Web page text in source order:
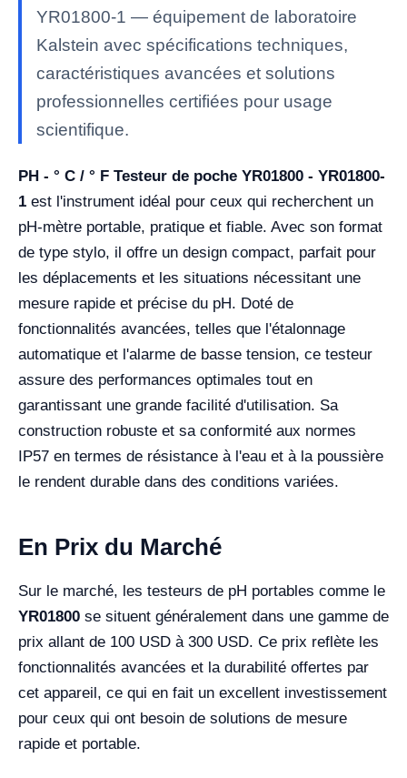
YR01800-1 — équipement de laboratoire
Kalstein avec spécifications techniques,
caractéristiques avancées et solutions
professionnelles certifiées pour usage
scientifique.
PH - ° C / ° F Testeur de poche YR01800 - YR01800-
1 est l'instrument idéal pour ceux qui recherchent un
pH-mètre portable, pratique et fiable. Avec son format
de type stylo, il offre un design compact, parfait pour
les déplacements et les situations nécessitant une
mesure rapide et précise du pH. Doté de
fonctionnalités avancées, telles que l'étalonnage
automatique et l'alarme de basse tension, ce testeur
assure des performances optimales tout en
garantissant une grande facilité d'utilisation. Sa
construction robuste et sa conformité aux normes
IP57 en termes de résistance à l'eau et à la poussière
le rendent durable dans des conditions variées.
En Prix du Marché
Sur le marché, les testeurs de pH portables comme le
YR01800 se situent généralement dans une gamme de
prix allant de 100 USD à 300 USD. Ce prix reflète les
fonctionnalités avancées et la durabilité offertes par
cet appareil, ce qui en fait un excellent investissement
pour ceux qui ont besoin de solutions de mesure
rapide et portable.